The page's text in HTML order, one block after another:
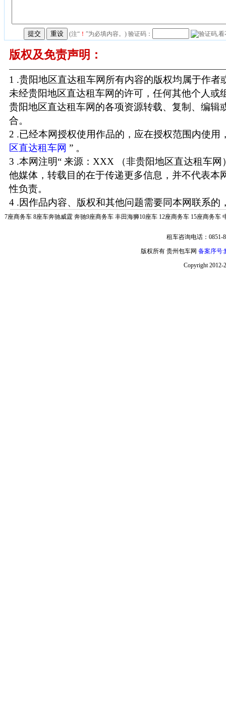
(注“ ！ ”为必填内容。) 验证码：
版权及免责声明：
1 .贵阳地区直达租车网所有内容的版权均属于作者
未经贵阳地区直达租车网的许可，任何其他个人或
贵阳地区直达租车网的各项资源转载、复制、编辑
合。
2 .已经本网授权使用作品的，应在授权范围内使用
区直达租车网 ” 。
3 .本网注明“ 来源：XXX （非贵阳地区直达租车网
他媒体，转载目的在于传递更多信息，并不代表本
性负责。
4 .因作品内容、版权和其他问题需要同本网联系的
7座商务车 8座车奔驰威霆 奔驰9座商务车 丰田海狮10座车 12座商务车 15座商务车
租车咨询电话：0851-
版权所有 贵州包车网 备案序号:
Copyright 2012-